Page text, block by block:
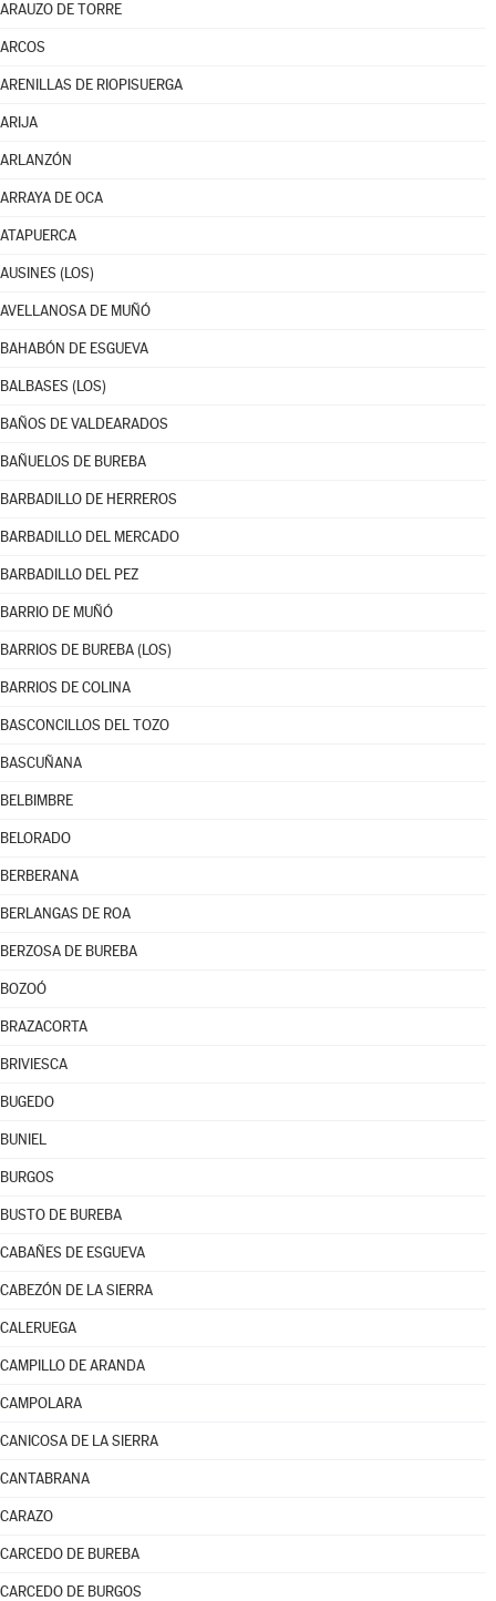
ARAUZO DE TORRE
ARCOS
ARENILLAS DE RIOPISUERGA
ARIJA
ARLANZÓN
ARRAYA DE OCA
ATAPUERCA
AUSINES (LOS)
AVELLANOSA DE MUÑÓ
BAHABÓN DE ESGUEVA
BALBASES (LOS)
BAÑOS DE VALDEARADOS
BAÑUELOS DE BUREBA
BARBADILLO DE HERREROS
BARBADILLO DEL MERCADO
BARBADILLO DEL PEZ
BARRIO DE MUÑÓ
BARRIOS DE BUREBA (LOS)
BARRIOS DE COLINA
BASCONCILLOS DEL TOZO
BASCUÑANA
BELBIMBRE
BELORADO
BERBERANA
BERLANGAS DE ROA
BERZOSA DE BUREBA
BOZOÓ
BRAZACORTA
BRIVIESCA
BUGEDO
BUNIEL
BURGOS
BUSTO DE BUREBA
CABAÑES DE ESGUEVA
CABEZÓN DE LA SIERRA
CALERUEGA
CAMPILLO DE ARANDA
CAMPOLARA
CANICOSA DE LA SIERRA
CANTABRANA
CARAZO
CARCEDO DE BUREBA
CARCEDO DE BURGOS